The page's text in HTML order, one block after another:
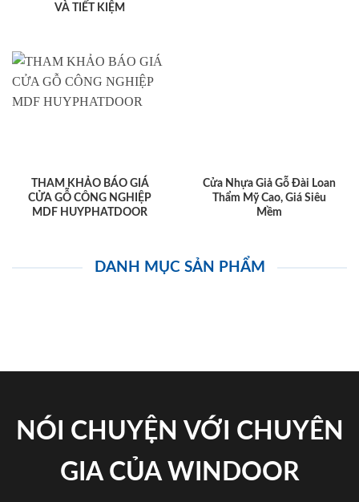
VÀ TIẾT KIỆM
THAM KHẢO BÁO GIÁ
CỬA GỖ CÔNG NGHIỆP
MDF HUYPHATDOOR
Cửa Nhựa Giả Gỗ Đài Loan
Thẩm Mỹ Cao, Giá Siêu
Mềm
DANH MỤC SẢN PHẨM
NÓI CHUYỆN VỚI CHUYÊN
GIA CỦA WINDOOR